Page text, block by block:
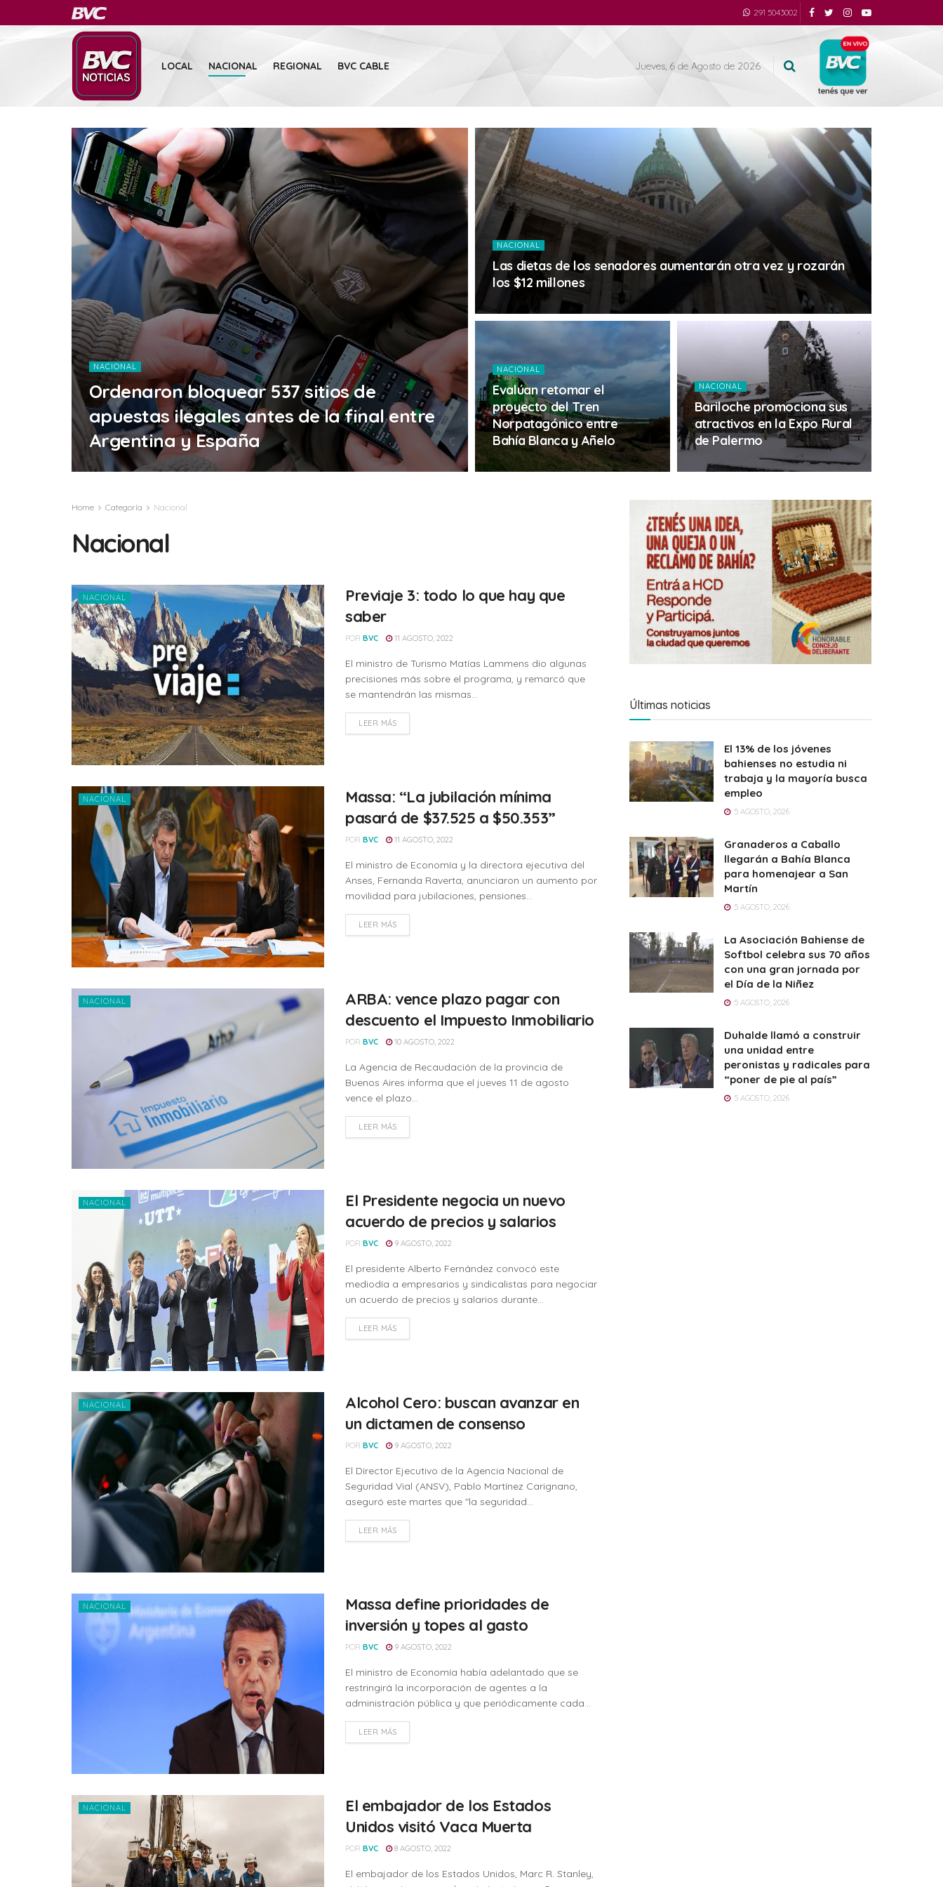
291 5043002
LOCAL NACIONAL REGIONAL BVC CABLE Jueves, 6 de Agosto de 2026
NACIONAL
Ordenaron bloquear 537 sitios de
apuestas ilegales antes de la final entre
Argentina y España
NACIONAL
Las dietas de los senadores aumentarán otra vez y rozarán
los $12 millones
NACIONAL
Evalúan retomar el
proyecto del Tren
Norpatagónico entre
Bahía Blanca y Añelo
NACIONAL
Bariloche promociona sus
atractivos en la Expo Rural
de Palermo
Home Categoría Nacional
Nacional
NACIONAL
Previaje 3: todo lo que hay que
saber
POR BVC 11 AGOSTO, 2022
El ministro de Turismo Matías Lammens dio algunas
precisiones más sobre el programa, y remarcó que
se mantendrán las mismas...
LEER MÁS
NACIONAL
Massa: “La jubilación mínima
pasará de $37.525 a $50.353”
POR BVC 11 AGOSTO, 2022
El ministro de Economía y la directora ejecutiva del
Anses, Fernanda Raverta, anunciaron un aumento por
movilidad para jubilaciones, pensiones...
LEER MÁS
NACIONAL
ARBA: vence plazo pagar con
descuento el Impuesto Inmobiliario
POR BVC 10 AGOSTO, 2022
La Agencia de Recaudación de la provincia de
Buenos Aires informa que el jueves 11 de agosto
vence el plazo...
LEER MÁS
NACIONAL
El Presidente negocia un nuevo
acuerdo de precios y salarios
POR BVC 9 AGOSTO, 2022
El presidente Alberto Fernández convocó este
mediodía a empresarios y sindicalistas para negociar
un acuerdo de precios y salarios durante...
LEER MÁS
NACIONAL
Alcohol Cero: buscan avanzar en
un dictamen de consenso
POR BVC 9 AGOSTO, 2022
El Director Ejecutivo de la Agencia Nacional de
Seguridad Vial (ANSV), Pablo Martínez Carignano,
aseguró este martes que "la seguridad...
LEER MÁS
NACIONAL
Massa define prioridades de
inversión y topes al gasto
POR BVC 9 AGOSTO, 2022
El ministro de Economía había adelantado que se
restringirá la incorporación de agentes a la
administración pública y que periódicamente cada...
LEER MÁS
NACIONAL
El embajador de los Estados
Unidos visitó Vaca Muerta
POR BVC 8 AGOSTO, 2022
El embajador de los Estados Unidos, Marc R. Stanley,
Últimas noticias
El 13% de los jóvenes
bahienses no estudia ni
trabaja y la mayoría busca
empleo
5 AGOSTO, 2026
Granaderos a Caballo
llegarán a Bahía Blanca
para homenajear a San
Martín
5 AGOSTO, 2026
La Asociación Bahiense de
Softbol celebra sus 70 años
con una gran jornada por
el Día de la Niñez
5 AGOSTO, 2026
Duhalde llamó a construir
una unidad entre
peronistas y radicales para
“poner de pie al país”
5 AGOSTO, 2026